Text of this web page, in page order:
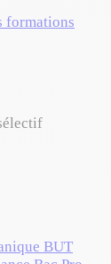
formations
BUT